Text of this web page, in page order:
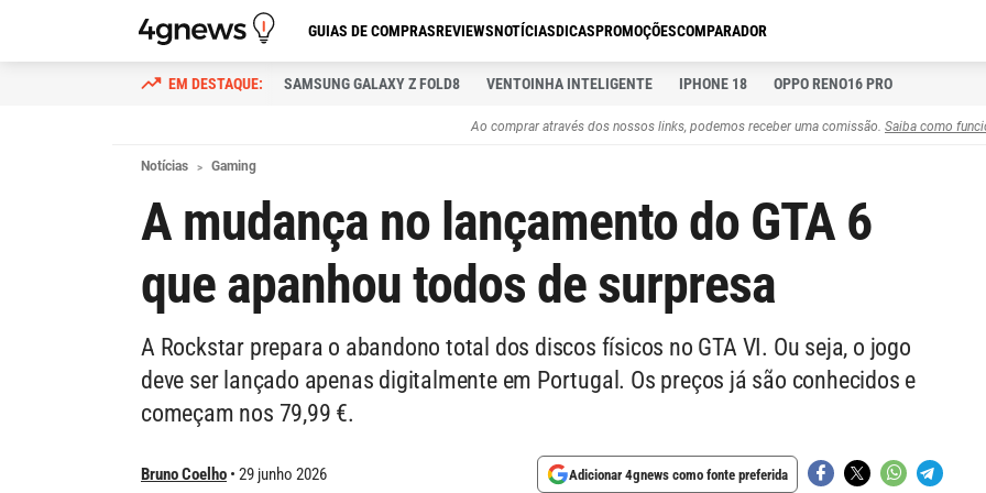
GUIAS DE COMPRASREVIEWSNOTÍCIASDICASPROMOÇÕESCOMPARADOR
SAMSUNG GALAXY Z FOLD8 VENTOINHA INTELIGENTE IPHONE 18 OPPO RENO16 PRO
Ao comprar através dos nossos links, podemos receber uma comissão. Saiba como
Notícias Gaming
A mudança no lançamento do GTA 6
que apanhou todos de surpresa
A Rockstar prepara o abandono total dos discos físicos no GTA VI. Ou seja, o jogo
deve ser lançado apenas digitalmente em Portugal. Os preços já são conhecidos e
começam nos 79,99 €.
Bruno Coelho 29 junho 2026 Adicionar 4gnews como fonte preferida